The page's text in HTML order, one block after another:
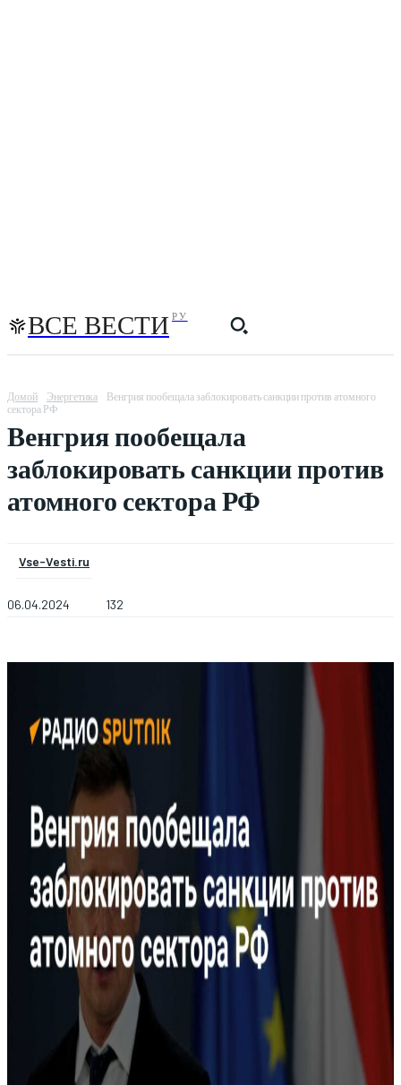
ВСЕ ВЕСТИ РУ
Домой Энергетика
Венгрия пообещала заблокировать санкции против атомного
сектора РФ
Венгрия пообещала
заблокировать санкции против
атомного сектора РФ
Vse-Vesti.ru
06.04.2024 132